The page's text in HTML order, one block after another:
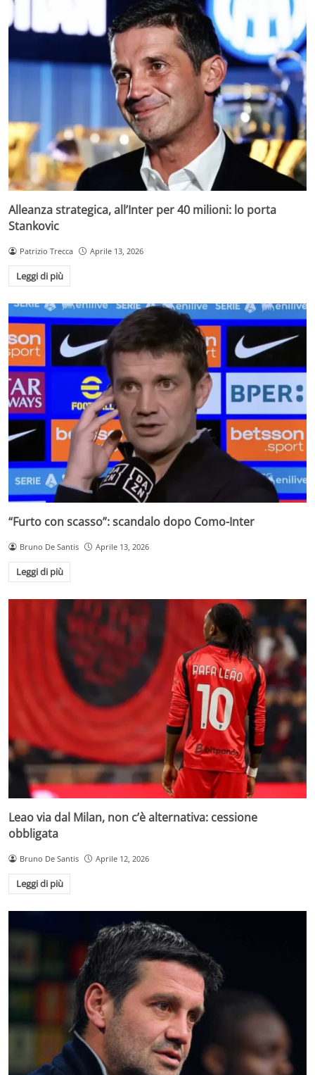
Alleanza strategica, all’Inter per 40 milioni: lo porta
Stankovic
Patrizio Trecca Aprile 13, 2026
Leggi di più
“Furto con scasso”: scandalo dopo Como-Inter
Bruno De Santis Aprile 13, 2026
Leggi di più
Leao via dal Milan, non c’è alternativa: cessione
obbligata
Bruno De Santis Aprile 12, 2026
Leggi di più